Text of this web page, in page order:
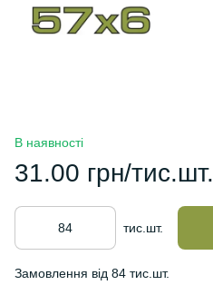
В наявності
31.00 грн/тис.шт.
тис.шт.
Замовлення від 84 тис.шт.